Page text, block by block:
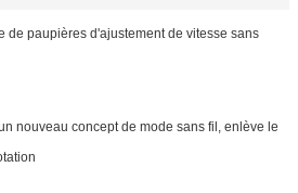
de paupières d'ajustement de vitesse sans
nouveau concept de mode sans fil, enlève le